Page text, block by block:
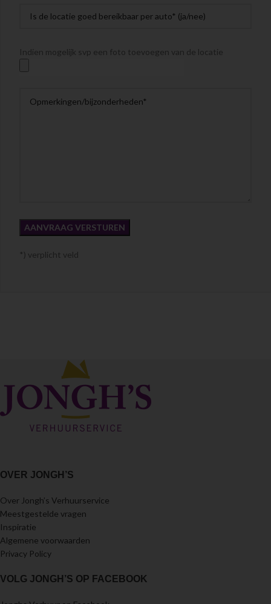
Indien mogelijk svp een foto toevoegen van de locatie
*) verplicht veld
OVER JONGH’S
Over Jongh’s Verhuurservice
Meestgestelde vragen
Inspiratie
Algemene voorwaarden
Privacy Policy
VOLG JONGH’S OP FACEBOOK